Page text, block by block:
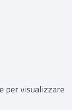
per visualizzare